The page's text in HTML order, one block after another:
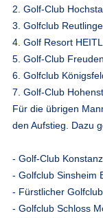
2. Golf-Club
3. Golfclub
4. Golf Resort
5. Golf-Club
6. Golfclub
7. Golf-Club
Für die übrigen
den Aufstieg. Dazu
- Golf-Club
- Golfclub Sinsheim
- Fürstlicher
- Golfclub Schloss